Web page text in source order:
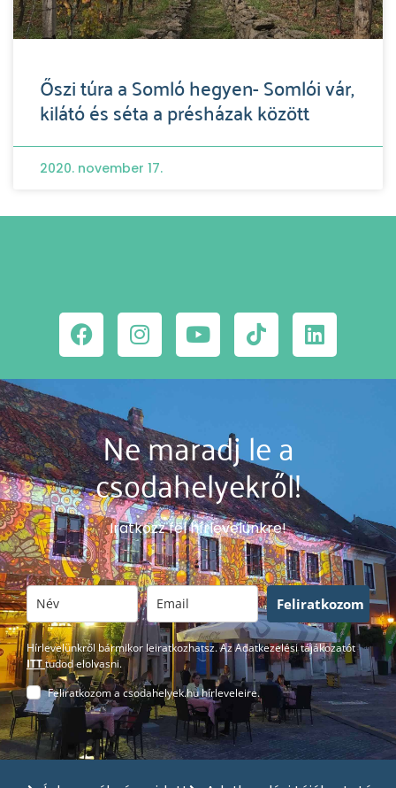
Őszi túra a Somló hegyen- Somlói vár,
kilátó és séta a présházak között
2020. november 17.
Ne maradj le a
csodahelyekről!
Iratkozz fel hírlevelünkre!
Feliratkozom
Hírlevelünkről bármikor leiratkozhatsz. Az Adatkezelési tájákozatót
ITTtudod elolvasni.
Feliratkozom a csodahelyek.hu hírleveleire.